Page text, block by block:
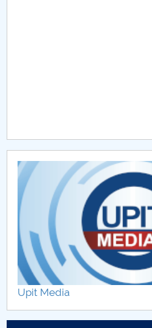
Chestionar angajabilitate
CAR2026
MENIU CANTINA
Proiecte internaționale
Proiecte internaționale
Proiecte internaționale
Proiecte internaționale
Upit Media